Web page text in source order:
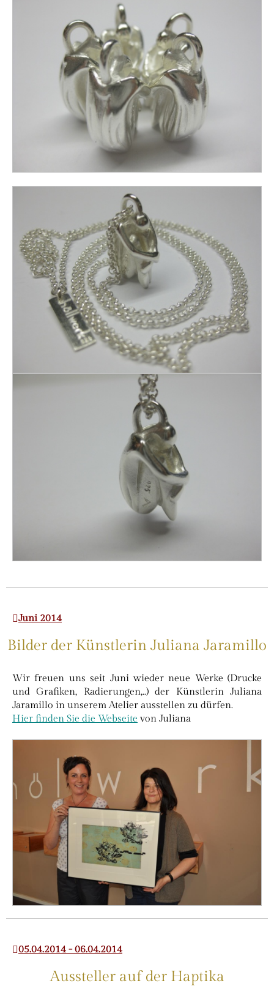
Juni 2014
Bilder der Künstlerin Juliana Jaramillo
Wir freuen uns seit Juni wieder neue Werke (Drucke
und Grafiken, Radierungen,..) der Künstlerin Juliana
Jaramillo in unserem Atelier ausstellen zu dürfen.
Hier finden Sie die Webseite von Juliana
05.04.2014 - 06.04.2014
Aussteller auf der Haptika